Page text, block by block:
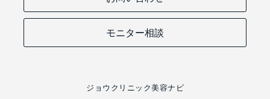
モニター相談
ジョウクリニック美容ナビ